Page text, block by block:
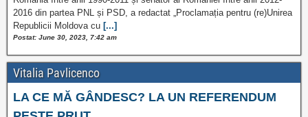
2016 din partea PNL și PSD, a redactat „Proclamația pentru (re)Unirea
Republicii Moldova cu [...]
Postat: June 30, 2023, 7:42 am
Vitalia Pavlicenco
LA CE MĂ GÂNDESC? LA UN REFERENDUM